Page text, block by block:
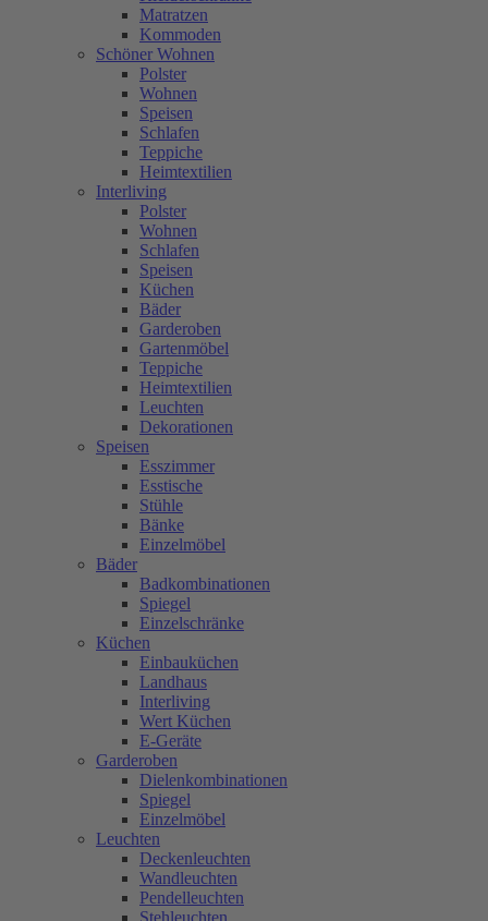
Matratzen
Kommoden
Schöner Wohnen
Polster
Wohnen
Speisen
Schlafen
Teppiche
Heimtextilien
Interliving
Polster
Wohnen
Schlafen
Speisen
Küchen
Bäder
Garderoben
Gartenmöbel
Teppiche
Heimtextilien
Leuchten
Dekorationen
Speisen
Esszimmer
Esstische
Stühle
Bänke
Einzelmöbel
Bäder
Badkombinationen
Spiegel
Einzelschränke
Küchen
Einbauküchen
Landhaus
Interliving
Wert Küchen
E-Geräte
Garderoben
Dielenkombinationen
Spiegel
Einzelmöbel
Leuchten
Deckenleuchten
Wandleuchten
Pendelleuchten
Stehleuchten